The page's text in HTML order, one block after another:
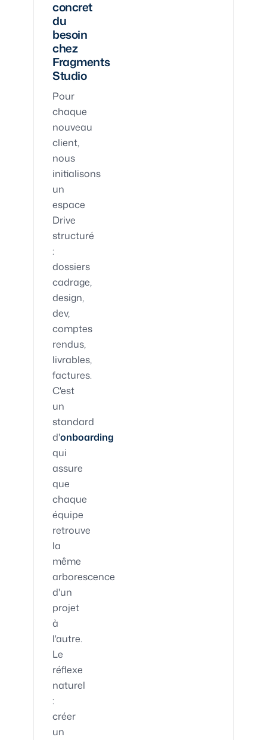
concret
du
besoin
chez
Fragments
Studio
Pour
chaque
nouveau
client,
nous
initialisons
un
espace
Drive
structuré
:
dossiers
cadrage,
design,
dev,
comptes
rendus,
livrables,
factures.
C'est
un
standard
d'onboarding
qui
assure
que
chaque
équipe
retrouve
la
même
arborescence
d'un
projet
à
l'autre.
Le
réflexe
naturel
:
créer
un